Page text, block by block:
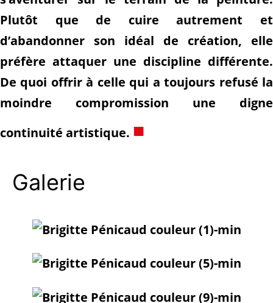
Plutôt que de cuire autrement et
d’abandonner son idéal de création, elle
préfère attaquer une discipline différente.
De quoi offrir à celle qui a toujours refusé la
moindre compromission une digne
continuité artistique. ■
Galerie